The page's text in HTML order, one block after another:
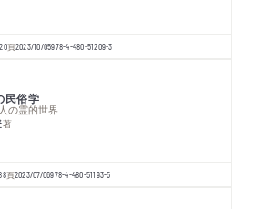
頁2023/10/05978-4-480-51209-3
民俗学
の霊的世界
著
頁2023/07/06978-4-480-51193-5